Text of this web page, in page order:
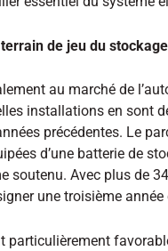
de jeu du stockage
au marché de
installations en sont
précédentes. Le
d’une batterie de
soutenu. Avec plus de
une troisième
particulièrement